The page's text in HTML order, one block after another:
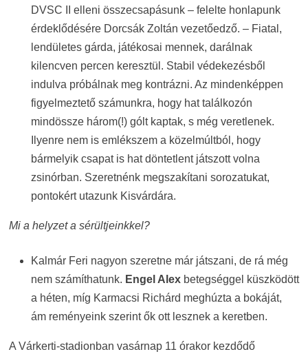
DVSC II elleni összecsapásunk – felelte honlapunk
érdeklődésére Dorcsák Zoltán vezetőedző. – Fiatal,
lendületes gárda, játékosai mennek, darálnak
kilencven percen keresztül. Stabil védekezésből
indulva próbálnak meg kontrázni. Az mindenképpen
figyelmeztető számunkra, hogy hat találkozón
mindössze három(!) gólt kaptak, s még veretlenek.
Ilyenre nem is emlékszem a közelmúltból, hogy
bármelyik csapat is hat döntetlent játszott volna
zsinórban. Szeretnénk megszakítani sorozatukat,
pontokért utazunk Kisvárdára.
Mi a helyzet a sérültjeinkkel?
Kalmár Feri nagyon szeretne már játszani, de rá még
nem számíthatunk. Engel Alex betegséggel küszködött
a héten, míg Karmacsi Richárd meghúzta a bokáját,
ám reményeink szerint ők ott lesznek a keretben.
A Várkerti-stadionban vasárnap 11 órakor kezdődő